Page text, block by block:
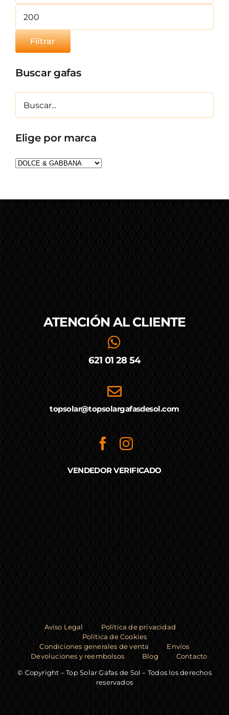
Precio
máximo
Filtrar
Buscar gafas
Elige por marca
ATENCIÓN AL CLIENTE
621 01 28 54
topsolar@topsolargafasdesol.com
VENDEDOR VERIFICADO
Aviso Legal
Política de privacidad
Política de Cookies
Condiciones generales de venta
Envíos
Devoluciones y reembolsos
Blog
Contacto
© Copyright – Top Solar Gafas de Sol – Todos los derechos
reservados